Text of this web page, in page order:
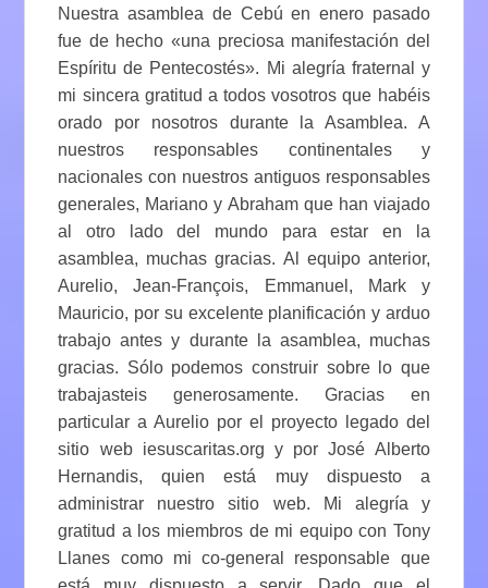
Nuestra asamblea de Cebú en enero pasado
fue de hecho «una preciosa manifestación del
Espíritu de Pentecostés». Mi alegría fraternal y
mi sincera gratitud a todos vosotros que habéis
orado por nosotros durante la Asamblea. A
nuestros responsables continentales y
nacionales con nuestros antiguos responsables
generales, Mariano y Abraham que han viajado
al otro lado del mundo para estar en la
asamblea, muchas gracias. Al equipo anterior,
Aurelio, Jean-François, Emmanuel, Mark y
Mauricio, por su excelente planificación y arduo
trabajo antes y durante la asamblea, muchas
gracias. Sólo podemos construir sobre lo que
trabajasteis generosamente. Gracias en
particular a Aurelio por el proyecto legado del
sitio web iesuscaritas.org y por José Alberto
Hernandis, quien está muy dispuesto a
administrar nuestro sitio web. Mi alegría y
gratitud a los miembros de mi equipo con Tony
Llanes como mi co-general responsable que